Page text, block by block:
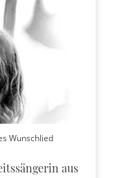
Wunschlied
aus